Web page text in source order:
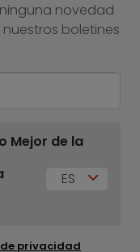
novedad
nuestros boletines
Mejor de la
ES
privacidad